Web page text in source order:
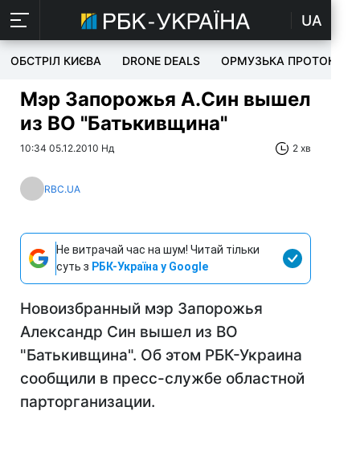
UA
ОБСТРІЛ КИЄВА DRONE DEALS ОРМУЗЬКА ПРОТОКА
Мэр Запорожья А.Син вышел
из ВО "Батькивщина"
10:34 05.12.2010 Нд 2 хв
RBC.UA
Не витрачай час на шум! Читай тільки
суть з РБК-Україна у Google
Новоизбранный мэр Запорожья
Александр Син вышел из ВО
"Батькивщина". Об этом РБК-Украина
сообщили в пресс-службе областной
парторганизации.